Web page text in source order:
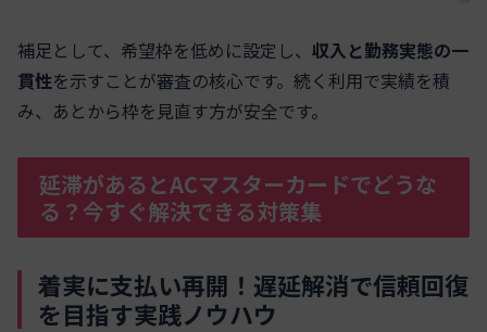
補足として、希望枠を低めに設定し、 収入と勤務実態の一
貫性を示すことが審査の核心です。続く利用で実績を積
み、あとから枠を見直す方が安全です。
延滞があるとACマスターカードでどうな
る？今すぐ解決できる対策集
着実に支払い再開！遅延解消で信頼回復
を目指す実践ノウハウ